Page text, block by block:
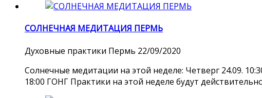
СОЛНЕЧНАЯ МЕДИТАЦИЯ ПЕРМЬ
Духовные практики Пермь 22/09/2020
Солнечные медитации на этой неделе: Четверг 24.09.
18:00 ГОНГ Практики на этой неделе будут